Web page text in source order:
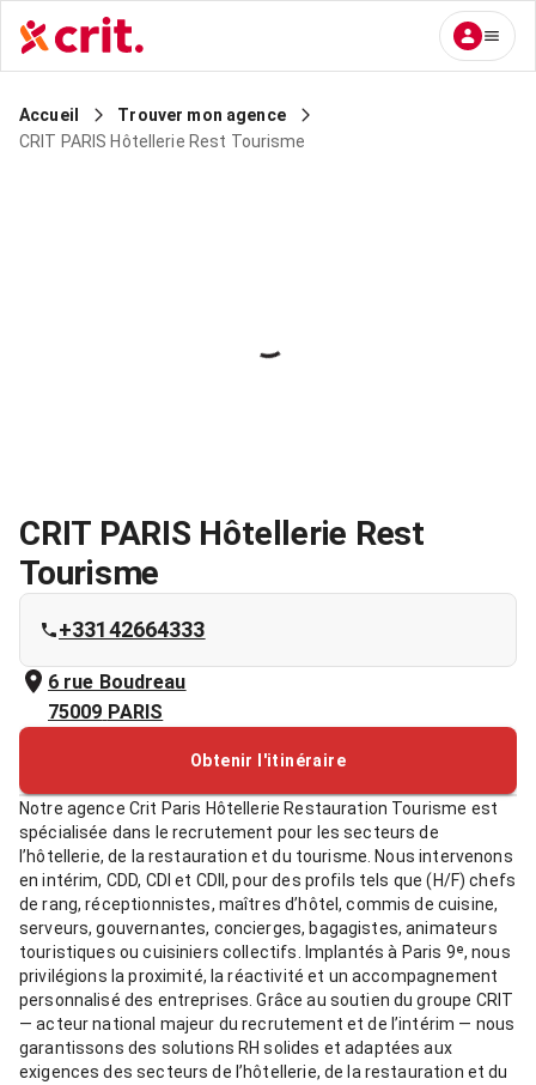
Accueil
Trouver mon agence
CRIT PARIS Hôtellerie Rest Tourisme
CRIT PARIS Hôtellerie Rest
Tourisme
+33142664333
6 rue Boudreau
75009 PARIS
Obtenir l'itinéraire
Notre agence Crit Paris Hôtellerie Restauration Tourisme est
spécialisée dans le recrutement pour les secteurs de
l’hôtellerie, de la restauration et du tourisme. Nous intervenons
en intérim, CDD, CDI et CDII, pour des profils tels que (H/F) chefs
de rang, réceptionnistes, maîtres d’hôtel, commis de cuisine,
serveurs, gouvernantes, concierges, bagagistes, animateurs
touristiques ou cuisiniers collectifs. Implantés à Paris 9ᵉ, nous
privilégions la proximité, la réactivité et un accompagnement
personnalisé des entreprises. Grâce au soutien du groupe CRIT
— acteur national majeur du recrutement et de l’intérim — nous
garantissons des solutions RH solides et adaptées aux
exigences des secteurs de l’hôtellerie, de la restauration et du